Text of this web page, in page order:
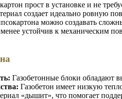
прост в установке и не
создает идеально ровную
можно создавать
устойчив к механическим
Газобетонные блоки обладают
Газобетон имеет низкую
«дышит», что помогает